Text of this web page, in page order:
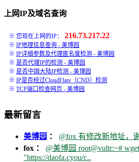
上网IP及域名查询
※ 您现在上网的IP： 216.73.217.22
※ IP地理信息查询 - 美博园
※ IP详细参数及代理匿名度检测 - 美博园
※ 是否代理IP的检测 - 美博园
※ 是否中国大陆IP检测 - 美博园
※ IP是否经过CloudFlare（CND）检测
※ TCP端口检查网页 - 美博园
最新留言
美博园 ： @fox 有修改新地址，
fox ： @美博园 root@vultr:~#
"https://daofa.cyou/c..